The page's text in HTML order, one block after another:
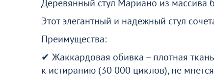
Деревянный стул Мариано из массива
Этот элегантный и надежный стул
Преимущества:
✔ Жаккардовая обивка – плотная
к истиранию (30 000 циклов), не
Перейдите, чтобы узнать